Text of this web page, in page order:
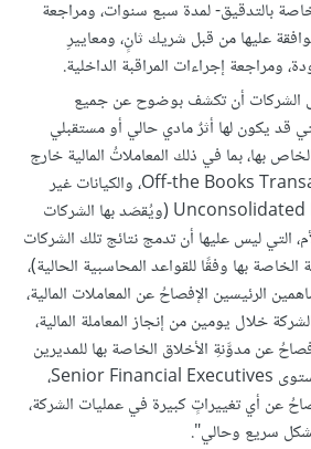
بالتدقيق- لمدة سبع سنوات، ومراجعة
عليها من قبل شريك ثانٍ، ومعاييرِ
ومراجعة إجراءات المراقبة الداخلية.
الشركات أن تكشف بوضوح عن جميع
قد يكون لها أثرٌ مادي حالي أو مستقبلي
بها، بما في ذلك المعاملاتُ المالية خارج
السجلات Off-the Books Transactions، والكيانات غير
المُدمَجة Unconsolidated Entities (ويُقصَد بها الشركات
التي ليس عليها أن تدمج نتائج تلك الشركات
الخاصة بها وفقًا للقواعد المحاسبية الحالية)،
الرئيسين الإفصاحُ عن المعاملات المالية،
خلال يومين من إنجاز المعاملة المالية،
عن مدوَّنةِ الأخلاق الخاصة بها للمديرين
الماليين رفيعي المستوى Senior Financial Executives،
عن أي تغييراتٍ كبيرة في عمليات الشركة،
سريع وحالي".